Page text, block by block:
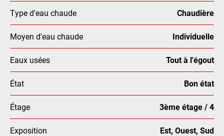
Type d'eau chaude Chaudière
Moyen d'eau chaude Individuelle
Eaux usées Tout à l'égout
État Bon état
Étage 3ème étage / 4
Exposition Est, Ouest, Sud